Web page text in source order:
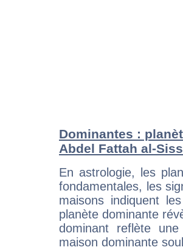
Dominantes :
Abdel Fattah al-
En astrologie, les
fondamentales, les
maisons indiquent
planète dominante
dominant reflète
maison dominante